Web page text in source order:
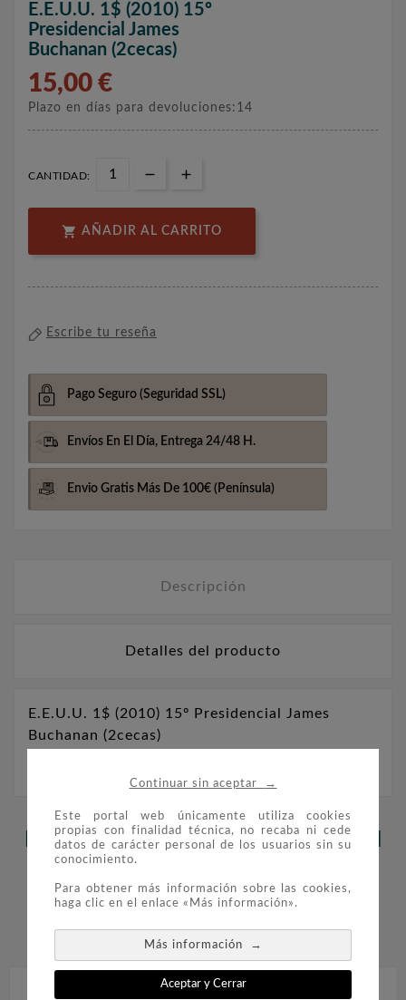
Continuar sin aceptar →
Este portal web únicamente utiliza cookies
propias con finalidad técnica, no recaba ni cede
datos de carácter personal de los usuarios sin su
conocimiento.
Para obtener más información sobre las cookies,
haga clic en el enlace «Más información».
Más información →
Aceptar y Cerrar
E.E.U.U. 1$ (2010) 15º
Presidencial James
Buchanan (2cecas)
15,00 €
Plazo en días para devoluciones:14
CANTIDAD:
 AÑADIR AL CARRITO
Escribe tu reseña
Pago Seguro (Seguridad SSL)
Envíos En El Día, Entrega 24/48 H.
Envio Gratis Más De 100€ (Península)
Descripción
Detalles del producto
E.E.U.U. 1$ (2010) 15º Presidencial James
Buchanan (2cecas)
LOS CLIENTES QUE ADQUIRIERON
COMPRARON:
 